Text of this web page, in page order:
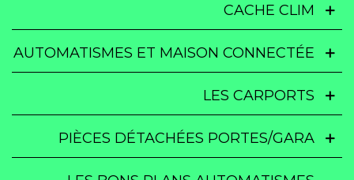
CACHE CLIM
AUTOMATISMES ET MAISON CONNECTÉE
LES CARPORTS
PIÈCES DÉTACHÉES PORTES/GARA